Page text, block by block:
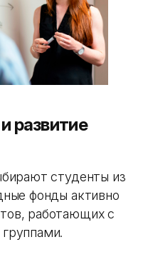
развитие
студенты из
фонды активно
работающих с